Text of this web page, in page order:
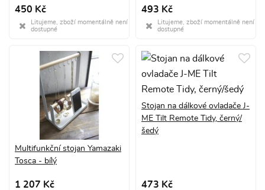
450 Kč
Litujeme, zboží momentálně není
dostupné
493 Kč
Litujeme, zboží momentálně není
dostupné
Multifunkční stojan Yamazaki
Tosca - bílý
1 207 Kč
Stojan na dálkové ovladače J-
ME Tilt Remote Tidy, černý/
šedý
473 Kč